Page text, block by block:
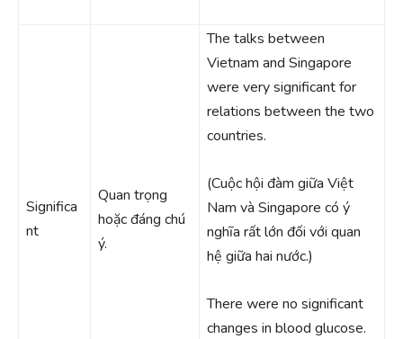
Significa
nt
Quan trọng
hoặc đáng chú
ý.
The talks between
Vietnam and Singapore
were very significant for
relations between the two
countries.
(Cuộc hội đàm giữa Việt
Nam và Singapore có ý
nghĩa rất lớn đối với quan
hệ giữa hai nước.)
There were no significant
changes in blood glucose.